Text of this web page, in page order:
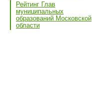
Рейтинг Глав
муниципальных
образований Московской
области